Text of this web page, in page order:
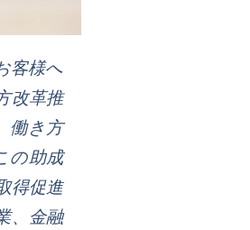
客様へ
改革推
働き方
の助成
得促進
、金融